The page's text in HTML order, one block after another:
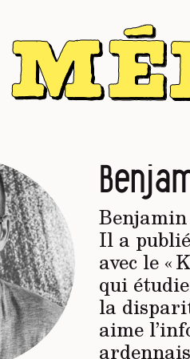
Benjamin
Il a
avec le «
qui
la
aime